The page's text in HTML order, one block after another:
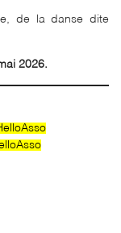
de la danse dite
2026.